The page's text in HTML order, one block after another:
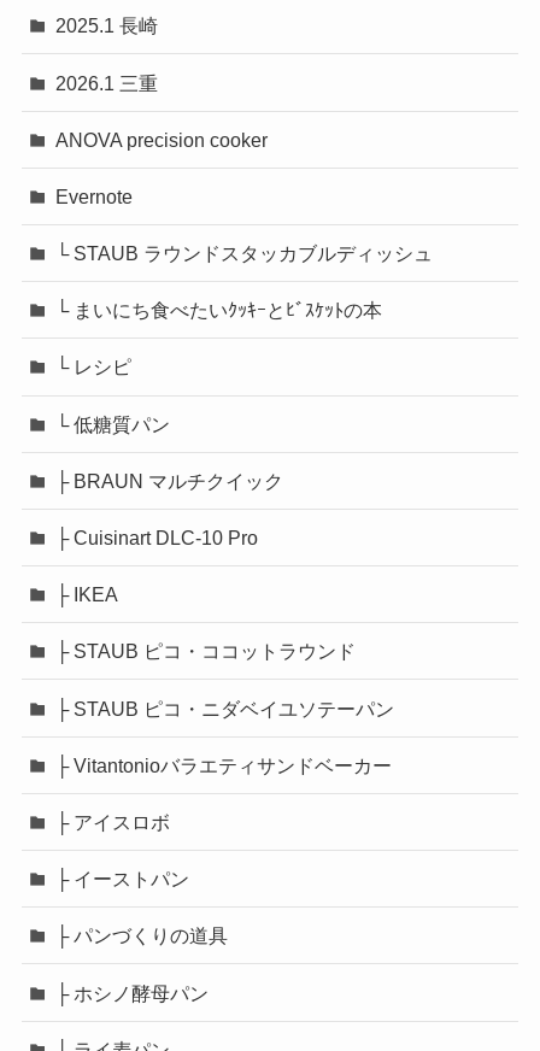
2025.1 長崎
2026.1 三重
ANOVA precision cooker
Evernote
└ STAUB ラウンドスタッカブルディッシュ
└ まいにち食べたいｸｯｷｰとﾋﾞｽｹｯﾄの本
└ レシピ
└ 低糖質パン
├ BRAUN マルチクイック
├ Cuisinart DLC-10 Pro
├ IKEA
├ STAUB ピコ・ココットラウンド
├ STAUB ピコ・ニダベイユソテーパン
├ Vitantonioバラエティサンドベーカー
├ アイスロボ
├ イーストパン
├ パンづくりの道具
├ ホシノ酵母パン